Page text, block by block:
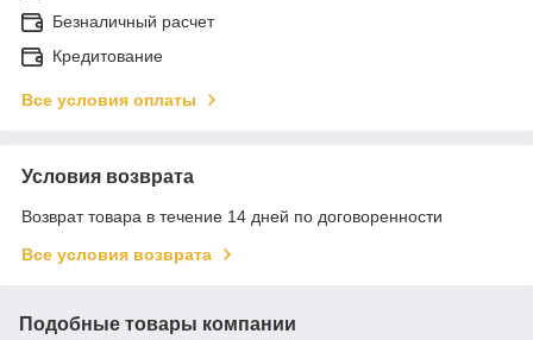
Безналичный расчет
Кредитование
Все условия оплаты
Условия возврата
Возврат товара в течение 14 дней по договоренности
Все условия возврата
Подобные товары компании